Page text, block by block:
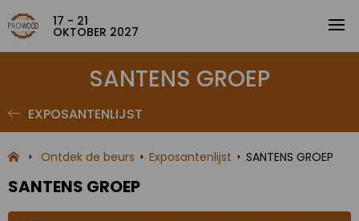
17 - 21
OKTOBER 2027
SANTENS GROEP
EXPOSANTENLIJST
Ontdek de beurs Exposantenlijst SANTENS GROEP
SANTENS GROEP